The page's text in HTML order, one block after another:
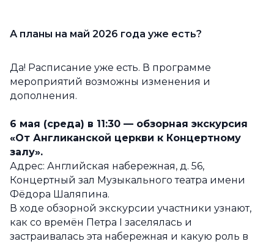
А планы на май 2026 года уже есть?
Да! Расписание уже есть. В программе
мероприятий возможны изменения и
дополнения.
6 мая (среда) в 11:30 — обзорная экскурсия
«От Англиканской церкви к Концертному
залу».
Адрес: Английская набережная, д. 56,
Концертный зал Музыкального театра имени
Фёдора Шаляпина.
В ходе обзорной экскурсии участники узнают,
как со времён Петра I заселялась и
застраивалась эта набережная и какую роль в